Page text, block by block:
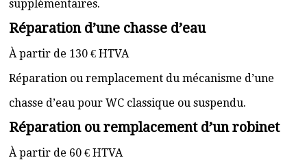
supplémentaires.
Réparation d’une chasse d’eau
À partir de 130 € HTVA
Réparation ou remplacement du mécanisme d’une
chasse d’eau pour WC classique ou suspendu.
Réparation ou remplacement d’un robinet
À partir de 60 € HTVA